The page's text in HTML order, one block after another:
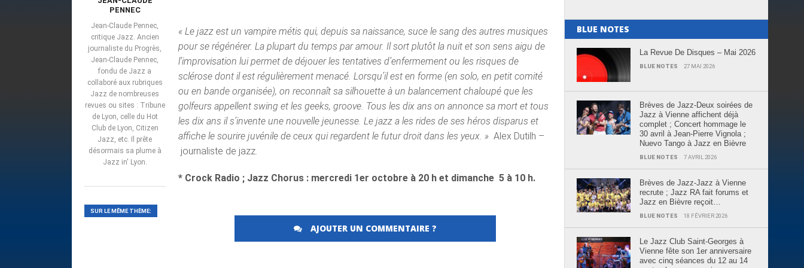
« Le jazz est un vampire métis qui, depuis sa naissance, suce le sang des autres musiques
pour se régénérer. La plupart du temps par amour. Il sort plutôt la nuit et son sens aigu de
l’improvisation lui permet de déjouer les tentatives d’enfermement ou les risques de
sclérose dont il est régulièrement menacé. Lorsqu’il est en forme (en solo, en petit comité
ou en bande organisée), on reconnaît sa silhouette à un balancement chaloupé que les
golfeurs appellent swing et les geeks, groove. Tous les dix ans on annonce sa mort et tous
les dix ans il s’invente une nouvelle jeunesse. Le jazz a les rides de ses héros disparus et
affiche le sourire juvénile de ceux qui regardent le futur droit dans les yeux. »Alex Dutilh –
journaliste de jazz.
* Crock Radio ; Jazz Chorus : mercredi 1er octobre à 20 h et dimanche 5 à 10 h.
AJOUTER UN COMMENTAIRE ?
PENNEC
Jean-Claude Pennec,
critique Jazz. Ancien
journaliste du Progrès,
Jean-Claude Pennec,
fondu de Jazz a
collaboré aux rubriques
Jazz de nombreuses
revues ou sites : Tribune
de Lyon, celle du Hot
Club de Lyon, Citizen
Jazz, etc. Il prête
désormais sa plume à
Jazz in' Lyon.
SUR LE MÊME THÈME:
BLUE NOTES
La Revue De Disques – Mai 2026
BLUE NOTES 27 MAI 2026
Brèves de Jazz-Deux soirées de
Jazz à Vienne affichent déjà
complet ; Concert hommage le
30 avril à Jean-Pierre Vignola ;
Nuevo Tango à Jazz en Bièvre
BLUE NOTES 7 AVRIL 2026
Brèves de Jazz-Jazz à Vienne
recrute ; Jazz RA fait forums et
Jazz en Bièvre reçoit…
BLUE NOTES 18 FÉVRIER 2026
Le Jazz Club Saint-Georges à
Vienne fête son 1er anniversaire
avec cinq séances du 12 au 14